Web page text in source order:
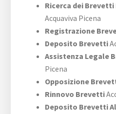
Ricerca dei
Acquaviva Picena
Registrazione
Deposito Brevetti
Assistenza Legale
Picena
Opposizione
Rinnovo Brevetti
Deposito Brevetti